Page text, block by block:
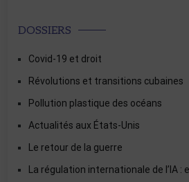
DOSSIERS
Covid-19 et droit
Révolutions et transitions cubaines
Pollution plastique des océans
Actualités aux États-Unis
Le retour de la guerre
La régulation internationale de l’IA